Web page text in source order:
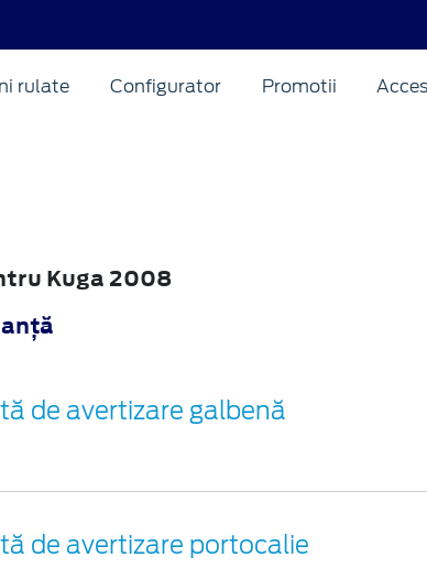
rulate Configurator Promotii
Kuga 2008
de avertizare galbenă
de avertizare portocalie